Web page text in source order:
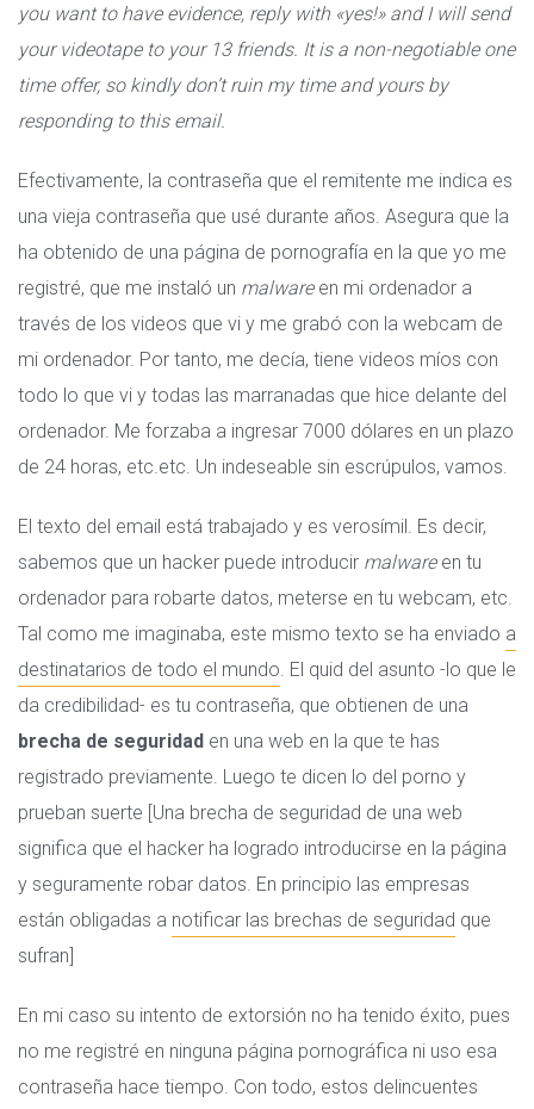
you want to have evidence, reply with «yes!» and I will send
your videotape to your 13 friends. It is a non-negotiable one
time offer, so kindly don’t ruin my time and yours by
responding to this email.
Efectivamente, la contraseña que el remitente me indica es
una vieja contraseña que usé durante años. Asegura que la
ha obtenido de una página de pornografía en la que yo me
registré, que me instaló un malwareen mi ordenador a
través de los videos que vi y me grabó con la webcam de
mi ordenador. Por tanto, me decía, tiene videos míos con
todo lo que vi y todas las marranadas que hice delante del
ordenador. Me forzaba a ingresar 7000 dólares en un plazo
de 24 horas, etc.etc. Un indeseable sin escrúpulos, vamos.
El texto del email está trabajado y es verosímil. Es decir,
sabemos que un hacker puede introducir malwareen tu
ordenador para robarte datos, meterse en tu webcam, etc.
Tal como me imaginaba, este mismo texto se ha enviado a
destinatarios de todo el mundo . El quid del asunto -lo que le
da credibilidad- es tu contraseña, que obtienen de una
brecha de seguridad en una web en la que te has
registrado previamente. Luego te dicen lo del porno y
prueban suerte [Una brecha de seguridad de una web
significa que el hacker ha logrado introducirse en la página
y seguramente robar datos. En principio las empresas
están obligadas a notificar las brechas de seguridad que
sufran]
En mi caso su intento de extorsión no ha tenido éxito, pues
no me registré en ninguna página pornográfica ni uso esa
contraseña hace tiempo. Con todo, estos delincuentes